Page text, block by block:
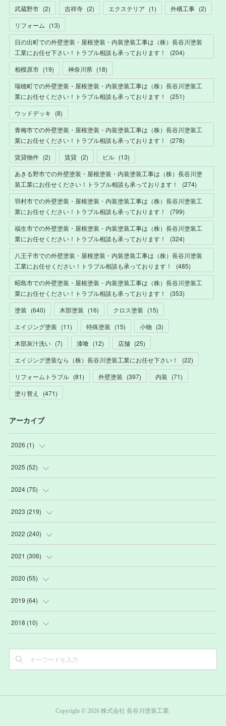
武蔵野市 (2) 吉祥寺 (2) エクステリア (1) 外構工事 (2)
リフォーム (13)
日の出町での外壁塗装・屋根塗装・内装塗装工事は（株）長谷川塗装
工業にお任せ下さい！トラブル相談も承っております！
(204)
相模原市 (19) 神奈川県 (18)
瑞穂町での外壁塗装・屋根塗装・内装塗装工事は（株）長谷川塗装工
業にお任せください！トラブル相談も承っております！
(251)
ウッドデッキ (8)
青梅市での外壁塗装・屋根塗装・内装塗装工事は（株）長谷川塗装工
業にお任せください！トラブル相談も承っております！
(278)
賃貸物件 (2) 賃貸 (2) ビル (13)
あきる野市での外壁塗装・屋根塗装・内装塗装工事は（株）長谷川塗
装工業にお任せください！トラブル相談も承っております！
(274)
羽村市での外壁塗装・屋根塗装・内装塗装工事は（株）長谷川塗装工
業にお任せください！トラブル相談も承っております！
(799)
福生市での外壁塗装・屋根塗装・内装塗装工事は（株）長谷川塗装工
業にお任せください！トラブル相談も承っております！
(324)
八王子市での外壁塗装・屋根塗装・内装塗装工事は（株）長谷川塗装
工業にお任せください！トラブル相談も承っております！
(485)
昭島市での外壁塗装・屋根塗装・内装塗装工事は（株）長谷川塗装工
業にお任せください！トラブル相談も承っております！
(353)
塗装 (640) 木部塗装 (16) クロス塗装 (15)
エイジング塗装 (11) 特殊塗装 (15) 小物 (3)
木部灰汁洗い (7) 漆喰 (12) 店舗 (25)
エイジング塗装なら（株）長谷川塗装工業にお任せ下さい！
(22)
リフォームトラブル (81) 外壁塗装 (397) 内装 (71)
塗り替え
(471)
アーカイブ
2026 (1)
(1
2025 (52)
(3
(2)
(6)
(22
2024 (75)
(9)
(13
(12
(1
(13)
2023 (219)
(20
(18
(15
(13
(20)
2022 (240)
(21
(20 )
(20
(20
(20)
2021 (306)
(24 )
(26 )
(23
(24)
2020 (55)
(3
(2
(3
2019 (64)
(3
(
2018 (10)
(
Copyright © 2026 株式会社 長谷川塗装工業.